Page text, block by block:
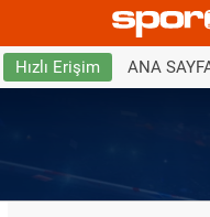
Hızlı Erişim ANA